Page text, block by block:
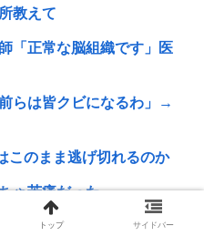
教えて
「正常な脳組織です」医
らは皆クビになるわ」→
このまま逃げ切れるのか
ゃ苦痛だった
死にたい?
トップ サイドバー